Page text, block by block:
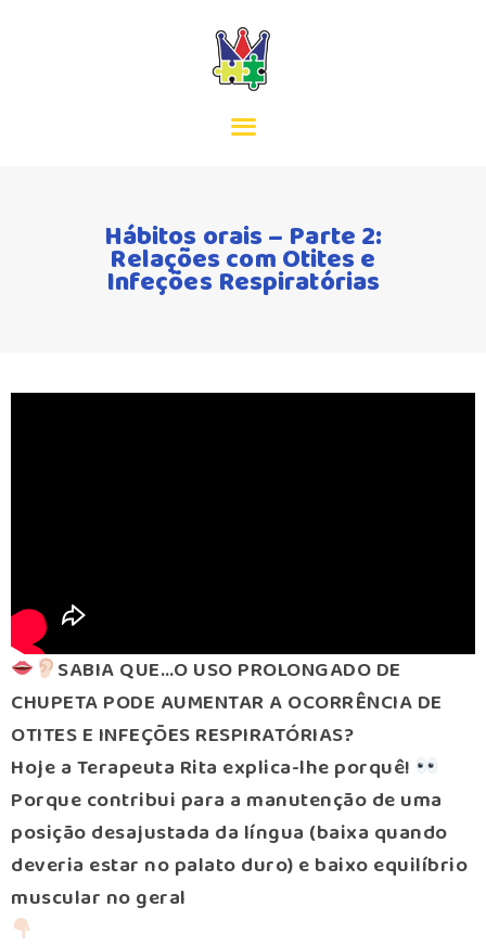
Hábitos orais – Parte 2:
Relações com Otites e
Infeções Respiratórias
EQUIPA
SERVIÇOS
ACORDOS
SABIA QUE…O USO PROLONGADO DE
CHUPETA PODE AUMENTAR A OCORRÊNCIA DE
OTITES E INFEÇÕES RESPIRATÓRIAS?
Hoje a Terapeuta Rita explica-lhe porquê!
Porque contribui para a manutenção de uma
posição desajustada da língua (baixa quando
deveria estar no palato duro) e baixo equilíbrio
muscular no geral